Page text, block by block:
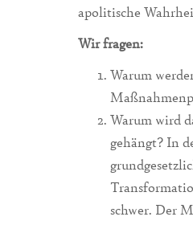
apolitische
Wir fragen:
Warum
Warum wird
gehängt? In
schwer. Der